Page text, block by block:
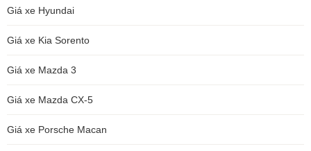
Giá xe Hyundai
Giá xe Kia Sorento
Giá xe Mazda 3
Giá xe Mazda CX-5
Giá xe Porsche Macan